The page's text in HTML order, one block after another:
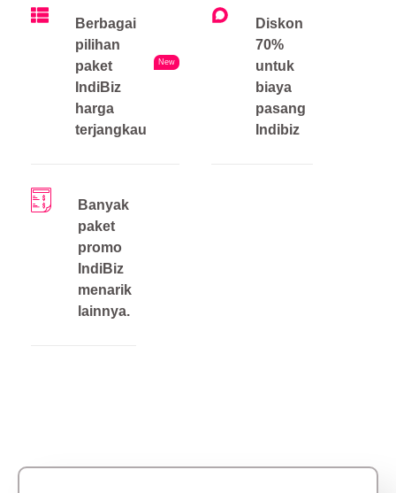
Berbagai
pilihan
paket
IndiBiz
harga
terjangkau
New
Diskon
70%
untuk
biaya
pasang
Indibiz
Banyak
paket
promo
IndiBiz
menarik
lainnya.